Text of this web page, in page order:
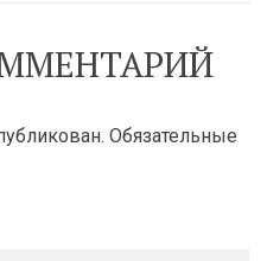
Обязательные